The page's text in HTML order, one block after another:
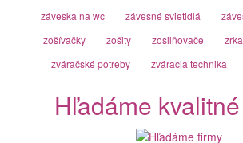
záveska na wc
závesné svietidlá
zošívačky
zošity zosilňovače
zváračské potreby
zváracia technika
Hľadáme